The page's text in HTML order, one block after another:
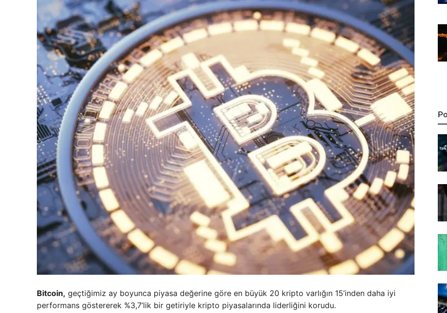
Bitcoin, geçtiğimiz ay boyunca piyasa değerine göre en büyük 20 kripto varlığın 15’inden daha iyi
performans göstererek %3,7’lik bir getiriyle kripto piyasalarında liderliğini korudu.